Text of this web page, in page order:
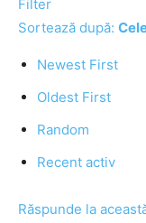
Filter
Sortează după:
Newest First
Oldest First
Random
Recent activ
Răspunde la